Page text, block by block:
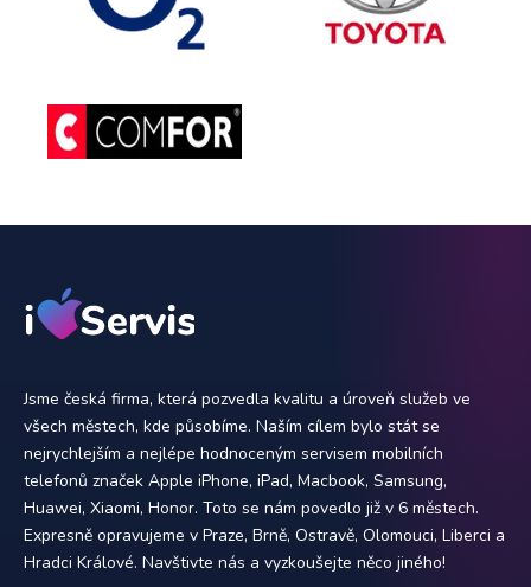
Jsme česká firma, která pozvedla kvalitu a úroveň služeb ve
všech městech, kde působíme. Naším cílem bylo stát se
nejrychlejším a nejlépe hodnoceným servisem mobilních
telefonů značek Apple iPhone, iPad, Macbook, Samsung,
Huawei, Xiaomi, Honor. Toto se nám povedlo již v 6 městech.
Expresně opravujeme v Praze, Brně, Ostravě, Olomouci, Liberci a
Hradci Králové. Navštivte nás a vyzkoušejte něco jiného!